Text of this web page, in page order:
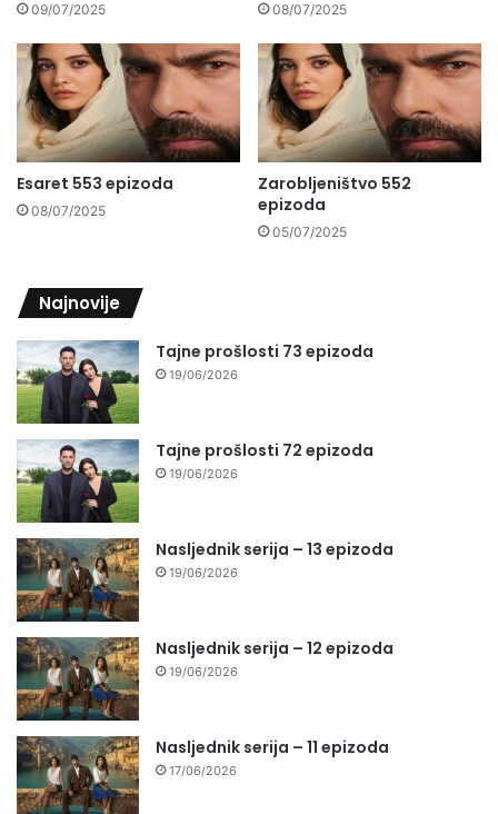
09/07/2025 08/07/2025
Esaret 553 epizoda
08/07/2025
Zarobljeništvo 552
epizoda
05/07/2025
Najnovije
Tajne prošlosti 73 epizoda
19/06/2026
Tajne prošlosti 72 epizoda
19/06/2026
Nasljednik serija – 13 epizoda
19/06/2026
Nasljednik serija – 12 epizoda
19/06/2026
Nasljednik serija – 11 epizoda
17/06/2026